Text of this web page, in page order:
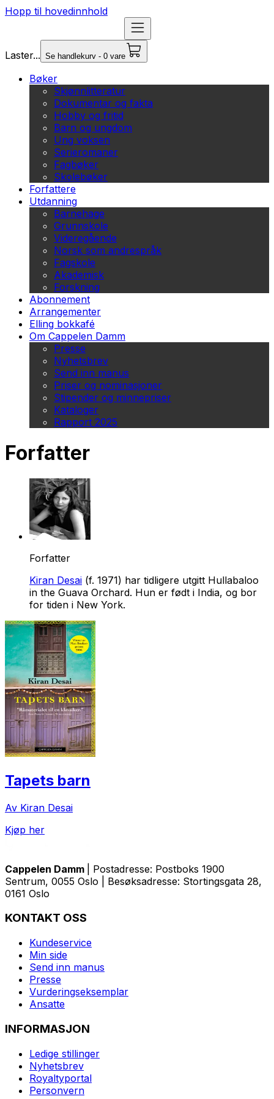
Hopp til hovedinnhold
Laster... Se handlekurv - 0 vare
Bøker
Skjønnlitteratur
Dokumentar og fakta
Hobby og fritid
Barn og ungdom
Ung voksen
Serieromaner
Fagbøker
Skolebøker
Forfattere
Utdanning
Barnehage
Grunnskole
Videregående
Norsk som andrespråk
Fagskole
Akademisk
Forskning
Abonnement
Arrangementer
Elling bokkafé
Om Cappelen Damm
Presse
Nyhetsbrev
Send inn manus
Priser og nominasjoner
Stipender og minnepriser
Kataloger
Rapport 2025
Forfatter
Forfatter
Kiran Desai (f. 1971) har tidligere utgitt Hullabaloo
in the Guava Orchard. Hun er født i India, og bor
for tiden i New York.
Tapets barn
Av Kiran Desai
Kjøp her
Cappelen Damm
| Postadresse: Postboks 1900
Sentrum, 0055 Oslo | Besøksadresse: Stortingsgata 28,
0161 Oslo
KONTAKT OSS
Kundeservice
Min side
Send inn manus
Presse
Vurderingseksemplar
Ansatte
INFORMASJON
Ledige stillinger
Nyhetsbrev
Royaltyportal
Personvern